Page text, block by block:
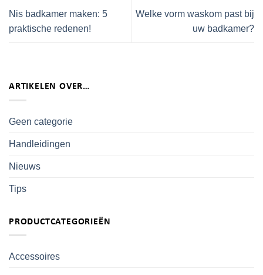
Nis badkamer maken: 5
praktische redenen!
Welke vorm waskom past bij
uw badkamer?
ARTIKELEN OVER…
Geen categorie
Handleidingen
Nieuws
Tips
PRODUCTCATEGORIEËN
Accessoires